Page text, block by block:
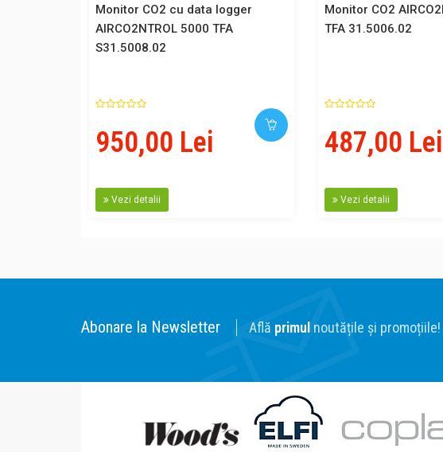
Monitor CO2 cu data logger
AIRCO2NTROL 5000 TFA
S31.5008.02
950,00 Lei
Vezi detalii
Monitor CO2
TFA 31.5006.02
487,00 Lei
Vezi detalii
Abonare la Newsletter Află primul noutățile și promoțiile!